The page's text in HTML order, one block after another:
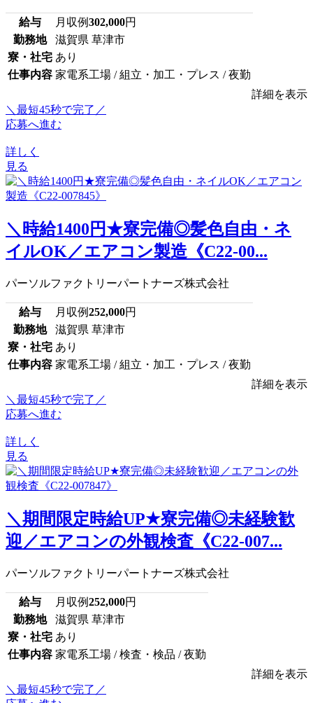
給与 月収例302,000円
勤務地
滋賀県 草津市
寮・社宅 あり
仕事内容 家電系工場 / 組立・加工・プレス / 夜勤
詳細を表示
＼最短45秒で完了／
応募へ進む
詳しく
見る
＼時給1400円★寮完備◎髪色自由・ネ
イルOK／エアコン製造《C22-00...
パーソルファクトリーパートナーズ株式会社
給与 月収例252,000円
勤務地
滋賀県 草津市
寮・社宅 あり
仕事内容 家電系工場 / 組立・加工・プレス / 夜勤
詳細を表示
＼最短45秒で完了／
応募へ進む
詳しく
見る
＼期間限定時給UP★寮完備◎未経験歓
迎／エアコンの外観検査《C22-007...
パーソルファクトリーパートナーズ株式会社
給与 月収例252,000円
勤務地
滋賀県 草津市
寮・社宅 あり
仕事内容 家電系工場 / 検査・検品 / 夜勤
詳細を表示
＼最短45秒で完了／